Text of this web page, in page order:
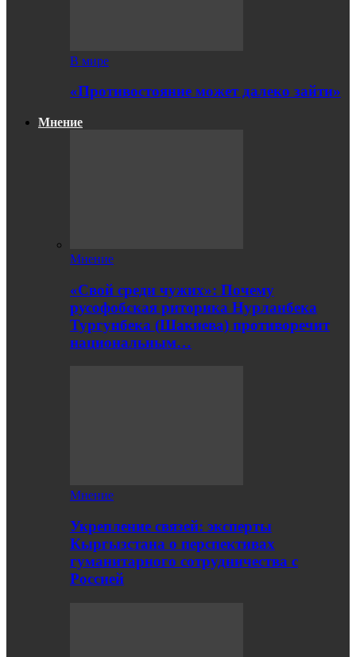
В мире
«Противостояние может далеко зайти»
Мнение
Мнение
«Свой среди чужих»: Почему
русофобская риторика Нурланбека
Тургунбека (Шакиева) противоречит
национальным…
Мнение
Укрепление связей: эксперты
Кыргызстана о перспективах
гуманитарного сотрудничества с
Россией